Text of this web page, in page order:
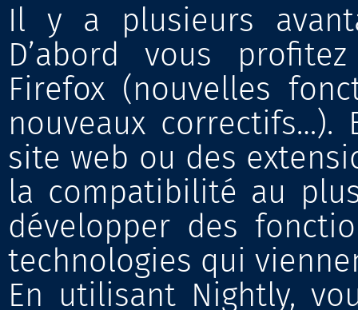
Il y a plusieurs
D’abord vous
Firefox (nouvelles
nouveaux correctifs…).
site web ou des
la compatibilité au
développer des
technologies qui
En utilisant Nightly,